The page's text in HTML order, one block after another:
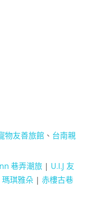
物友善旅館、 台南親
巷弄潮旅| U.I.J 友
瑪琪雅朵 | 赤樓古巷